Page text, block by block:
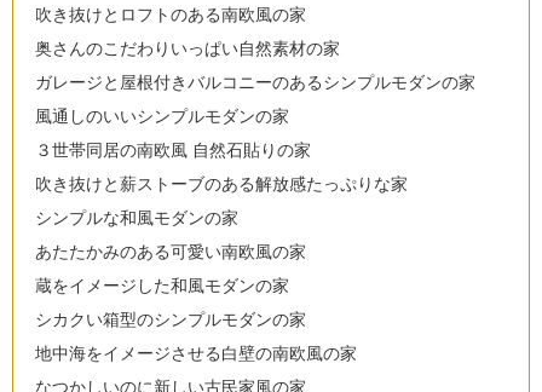
吹き抜けとロフトのある南欧風の家
奥さんのこだわりいっぱい自然素材の家
ガレージと屋根付きバルコニーのあるシンプルモダンの家
風通しのいいシンプルモダンの家
３世帯同居の南欧風 自然石貼りの家
吹き抜けと薪ストーブのある解放感たっぷりな家
シンプルな和風モダンの家
あたたかみのある可愛い南欧風の家
蔵をイメージした和風モダンの家
シカクい箱型のシンプルモダンの家
地中海をイメージさせる白壁の南欧風の家
なつかしいのに新しい古民家風の家